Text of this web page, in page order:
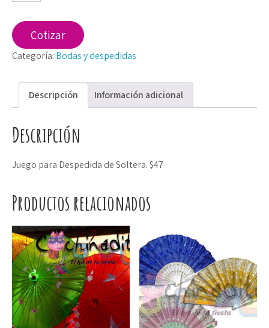
a
Willy
cantidadCotizar
Categoría: Bodas y despedidas
Descripción Información adicional
Descripción
Juego para Despedida de Soltera. $47
Productos relacionados